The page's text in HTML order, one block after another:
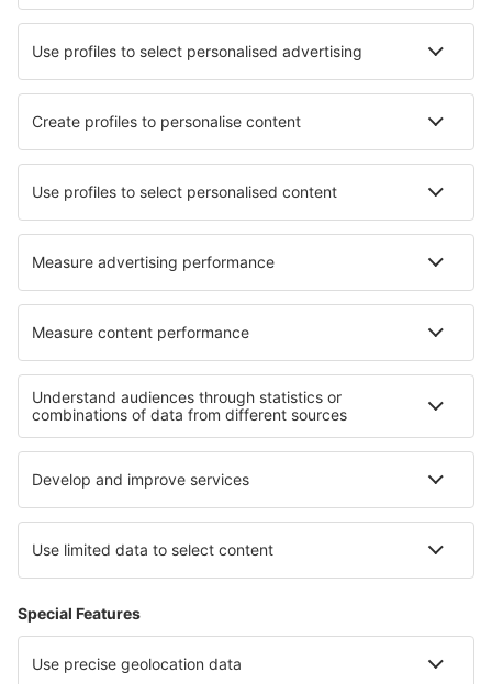
Hoteluri în Tervuren Hoteluri în Bezerros
Hoteluri în Bertiolo Hoteluri în Gaiman
Hoteluri în Montgomeryville Hoteluri în Montevallo
Hoteluri în Saint-Rambert-en-Bugey
Cele mai bune hoteluri - regiuni
Hoteluri in Saxonia Inferioară Hoteluri in Saxonia
Hoteluri on North Sea Coast Hoteluri in Saxonia-Anhalt
Hoteluri in Chiemsee Hoteluri in Western Rhodopes
Hoteluri in Lacul Garda Hoteluri în Risaralda